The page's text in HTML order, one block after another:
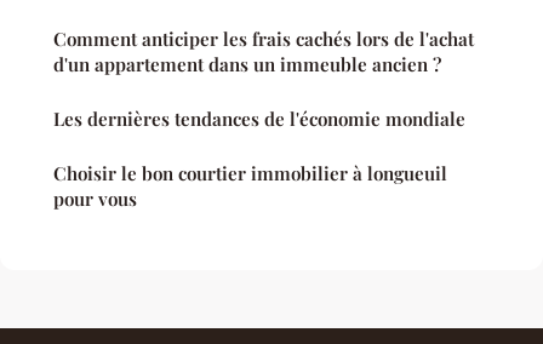
Comment anticiper les frais cachés lors de l'achat
d'un appartement dans un immeuble ancien ?
Les dernières tendances de l'économie mondiale
Choisir le bon courtier immobilier à longueuil
pour vous